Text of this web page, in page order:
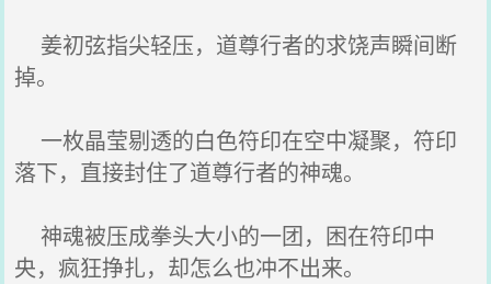
姜初弦指尖轻压，道尊行者的求饶声瞬间断
掉。
一枚晶莹剔透的白色符印在空中凝聚，符印
落下，直接封住了道尊行者的神魂。
神魂被压成拳头大小的一团，困在符印中
央，疯狂挣扎，却怎么也冲不出来。